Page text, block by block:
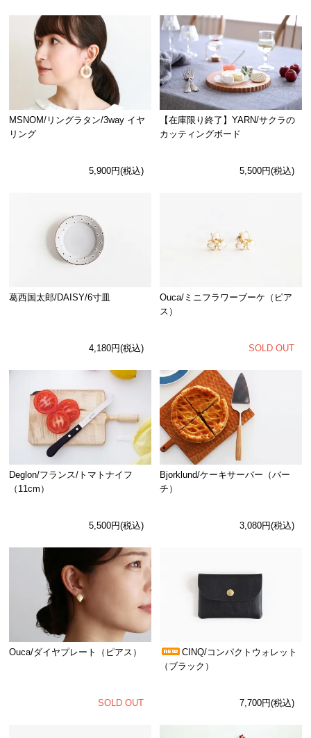
MSNOM/リングラタン/3way イヤ
リング
5,900円(税込)
【在庫限り終了】YARN/サクラの
カッティングボード
5,500円(税込)
葛西国太郎/DAISY/6寸皿
4,180円(税込)
Ouca/ミニフラワーブーケ（ピア
ス）
SOLD OUT
Deglon/フランス/トマトナイフ
（11cm）
5,500円(税込)
Bjorklund/ケーキサーバー（バー
チ）
3,080円(税込)
Ouca/ダイヤプレート（ピアス）
SOLD OUT
CINQ/コンパクトウォレット
（ブラック）
7,700円(税込)